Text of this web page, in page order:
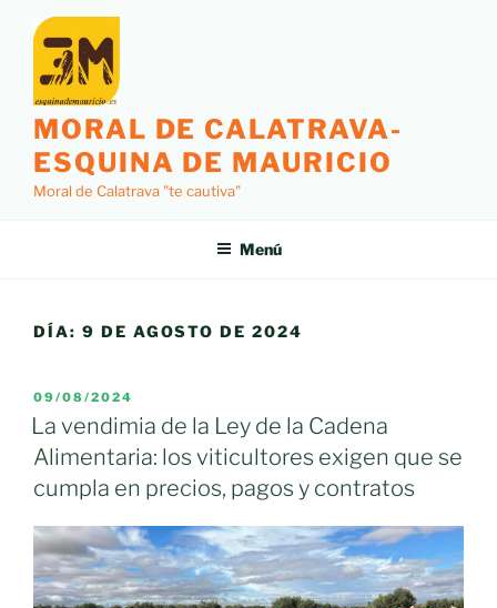
contenido
MORAL DE CALATRAVA-
ESQUINA DE MAURICIO
Moral de Calatrava "te cautiva"
Menú
DÍA: 9 DE AGOSTO DE 2024
PUBLICADO
EL
09/08/2024
La vendimia de la Ley de la Cadena
Alimentaria: los viticultores exigen que se
cumpla en precios, pagos y contratos